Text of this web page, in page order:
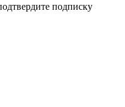
подписку